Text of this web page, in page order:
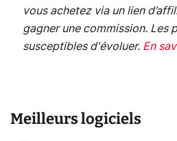
vous achetez via un lien
gagner une commission. Les
susceptibles d'évoluer. En
Meilleurs logiciels